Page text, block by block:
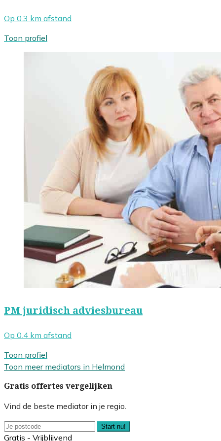
Op 0.3 km afstand
Toon profiel
PM juridisch adviesbureau
Op 0.4 km afstand
Toon profiel
Toon meer mediators in Helmond
Gratis offertes vergelijken
Vind de beste mediator in je regio.
Start nu!
Gratis - Vrijblijvend